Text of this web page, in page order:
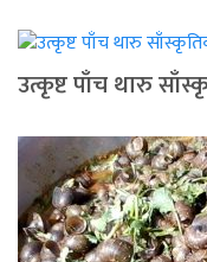
उत्कृष्ट पाँच थारु